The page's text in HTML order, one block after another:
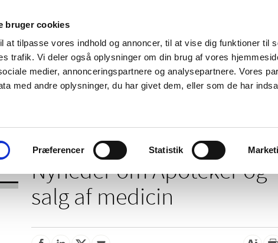
bruger cookies
at tilpasse vores indhold og annoncer, til at vise dig funktioner til
trafik. Vi deler også oplysninger om din brug af vores
medier, annonceringspartnere og analysepartnere. Vores
med andre oplysninger, du har givet dem, eller som de har
Præferencer Statistik
Nyheder Om os Kontakt
og
Tilskud og
Apoteker og salg af
Nyheder om Apoteker og
salg af medicin